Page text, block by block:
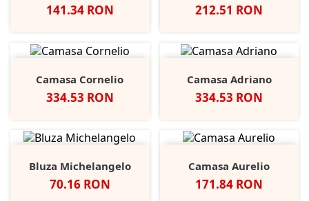
Pret
141.34 RON Pret
212.51 RON
Camasa Cornelio
Pret
334.53 RON
Camasa Adriano
Pret
334.53 RON
Bluza Michelangelo
Pret
70.16 RON
Camasa Aurelio
Pret
171.84 RON